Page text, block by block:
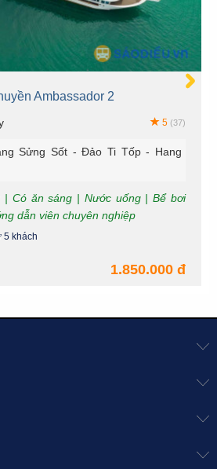
Ambassador 2
5 (37)
Sửng Sốt - Đảo Ti Tốp - Hang
| Có ăn sáng | Nước uống | Bể bơi
dẫn viên chuyên nghiệp
5 khách
1.850.000 đ